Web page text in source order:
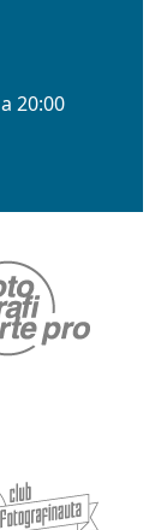
20:00